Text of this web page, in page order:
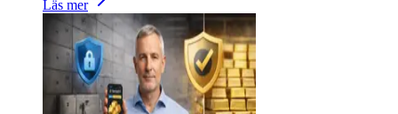
Läs mer